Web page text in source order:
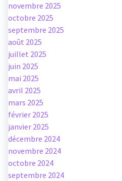
novembre 2025
octobre 2025
septembre 2025
août 2025
juillet 2025
juin 2025
mai 2025
avril 2025
mars 2025
février 2025
janvier 2025
décembre 2024
novembre 2024
octobre 2024
septembre 2024